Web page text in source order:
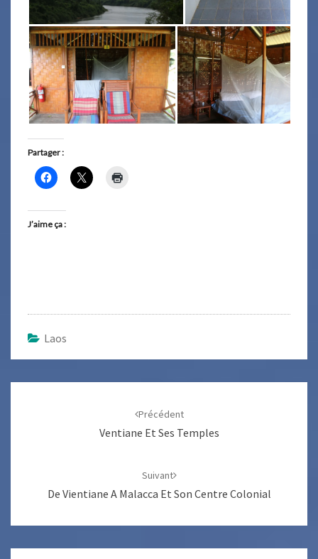
Partager :
J’aime ça :
Laos
Précédent
Ventiane Et Ses Temples
Suivant
De Vientiane A Malacca Et Son Centre Colonial